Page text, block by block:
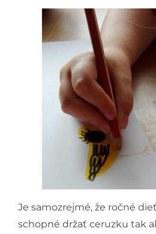
Je samozrejmé, že ročné
schopné držať ceruzku tak